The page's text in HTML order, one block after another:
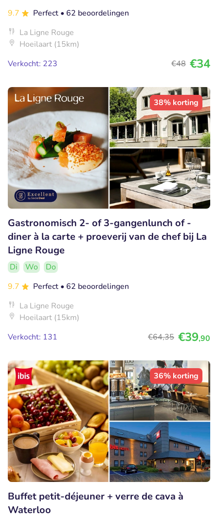
9.7
Perfect • 62 beoordelingen
La Ligne Rouge
Hoeilaart (15km)
Verkocht: 223
€48 €34
38% korting
Gastronomisch 2- of 3-gangenlunch of -
diner à la carte + proeverij van de chef bij La
Ligne Rouge
Di Wo
Do
9.7
Perfect • 62 beoordelingen
La Ligne Rouge
Hoeilaart (15km)
Verkocht: 131
€64,35 €39,90
36% korting
Buffet petit-déjeuner + verre de cava à
Waterloo